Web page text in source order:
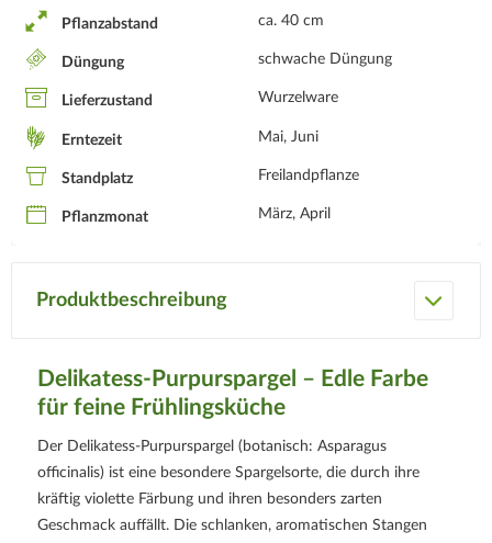
Pflanzabstand ca. 40 cm
Düngung schwache Düngung
Lieferzustand Wurzelware
Erntezeit Mai, Juni
Standplatz Freilandpflanze
Pflanzmonat März, April
Produktbeschreibung
Delikatess-Purpurspargel – Edle Farbe
für feine Frühlingsküche
Der Delikatess-Purpurspargel (botanisch: Asparagus
officinalis) ist eine besondere Spargelsorte, die durch ihre
kräftig violette Färbung und ihren besonders zarten
Geschmack auffällt. Die schlanken, aromatischen Stangen